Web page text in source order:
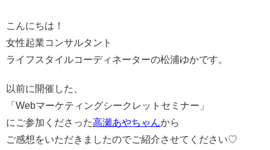
こんにちは！
女性起業コンサルタント
ライフスタイルコーディネーターの松浦ゆかです。
以前に開催した、
「Webマーケティングシークレットセミナー」
にご参加くださった高瀬あやちゃんから
ご感想をいただきましたのでご紹介させてください♡